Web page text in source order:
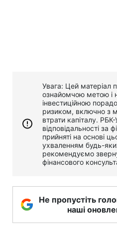
Увага: Цей матеріал
ознайомчою метою і
інвестиційною
ризиком, включно з
втрати капіталу.
відповідальності за
прийняті на основі
ухваленням будь-
рекомендуємо
фінансового
Не пропустіть
наші